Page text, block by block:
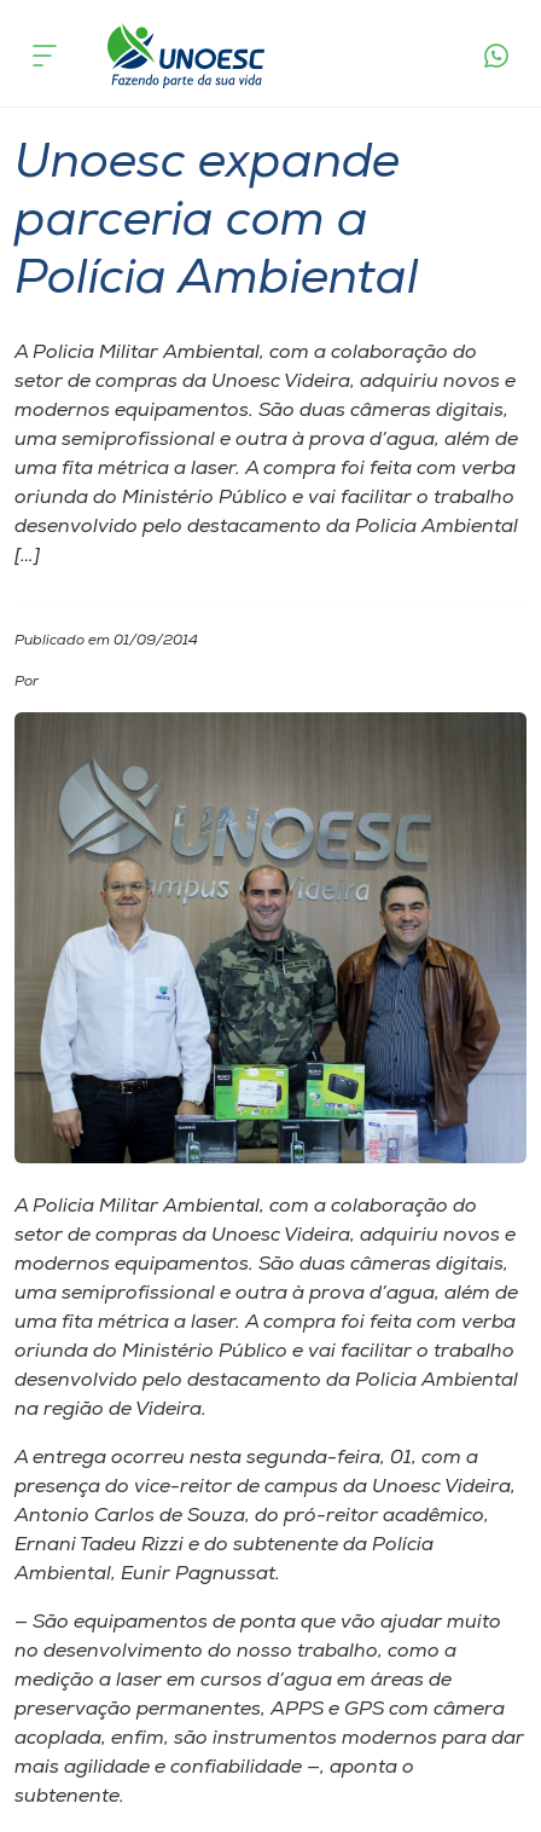
Cursos
Atendimento ao Estudante
Portal de Ensino
A
Internacionalização
CPA
Biblioteca
Editora
Rádio
Museu
Unoesc
Store
Selecione
o idioma
A-
acontece
Graduação
Unoesc expande
parceria com a
Polícia Ambiental
A Policia Militar Ambiental, com a colaboração do
setor de compras da Unoesc Videira, adquiriu novos e
modernos equipamentos. São duas câmeras digitais,
uma semiprofissional e outra à prova d’agua, além de
uma fita métrica a laser. A compra foi feita com verba
oriunda do Ministério Público e vai facilitar o trabalho
desenvolvido pelo destacamento da Policia Ambiental
[…]
Publicado em 01/09/2014
Por
A Policia Militar Ambiental, com a colaboração do
setor de compras da Unoesc Videira, adquiriu novos e
modernos equipamentos. São duas câmeras digitais,
uma semiprofissional e outra à prova d’agua, além de
uma fita métrica a laser. A compra foi feita com verba
oriunda do Ministério Público e vai facilitar o trabalho
desenvolvido pelo destacamento da Policia Ambiental
na região de Videira.
A entrega ocorreu nesta segunda-feira, 01, com a
presença do vice-reitor de campus da Unoesc Videira,
Antonio Carlos de Souza, do pró-reitor acadêmico,
Ernani Tadeu Rizzi e do subtenente da Polícia
Ambiental, Eunir Pagnussat.
— São equipamentos de ponta que vão ajudar muito
no desenvolvimento do nosso trabalho, como a
medição a laser em cursos d’agua em áreas de
preservação permanentes, APPS e GPS com câmera
acoplada, enfim, são instrumentos modernos para dar
mais agilidade e confiabilidade —, aponta o
subtenente.